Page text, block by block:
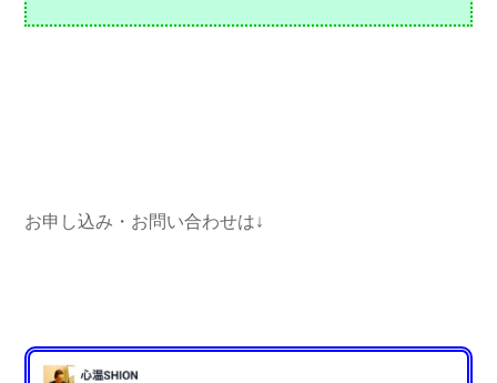
お申し込み・お問い合わせは↓